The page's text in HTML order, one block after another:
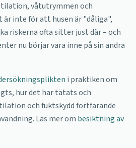
våtutrymmen och
inte för att husen är "dåliga",
riskerna ofta sitter just där – och
nu börjar vara inne på sin andra
i praktiken om
hur det har tätats och
och fuktskydd fortfarande
Läs mer om besiktning av